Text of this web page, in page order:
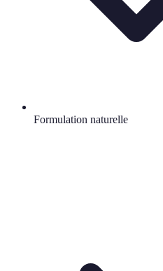
Formulation naturelle